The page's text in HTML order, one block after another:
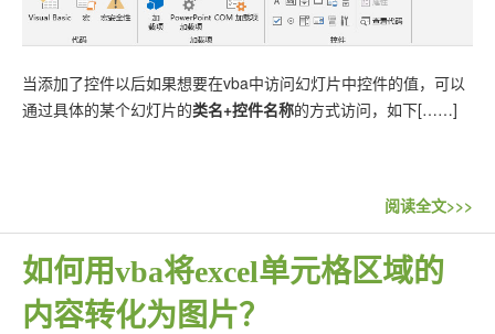
当添加了控件以后如果想要在vba中访问幻灯片中控件的值，可以
通过具体的某个幻灯片的类名+控件名称的方式访问，如下[……]
阅读全文>>>
如何用vba将excel单元格区域的
内容转化为图片？